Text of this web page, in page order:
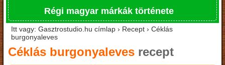
Régi magyar márkák története
Itt vagy: Gasztrostudio.hu címlap › Recept › Céklás
burgonyaleves
Céklás burgonyaleves recept